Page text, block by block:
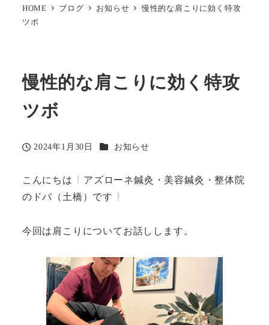
HOME ブログ お知らせ
慢性的な肩こりに効く特攻
ツボ
慢性的な肩こりに効く特攻
ツボ
投稿日
2024年1月30日 カテゴリー
お知らせ
こんにちは
アズローネ鍼灸・美容鍼灸・整体院
のドバ（土橋）です
今回は肩こりについてお話しします。